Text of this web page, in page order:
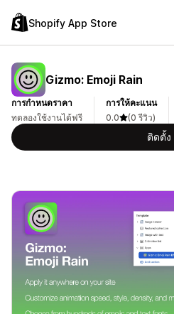
Shopify App Store
Gizmo: Emoji Rain
การกำหนดราคา
ทดลองใช้งานได้ฟรี
การให้คะแนน
0.0
(0 รีวิว)
ติดตั้ง